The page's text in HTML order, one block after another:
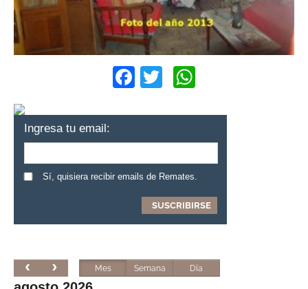
Facebook
Twitter
Ingresa tu email:
Sí, quisiera recibir emails de Remates.
Mes Semana Día